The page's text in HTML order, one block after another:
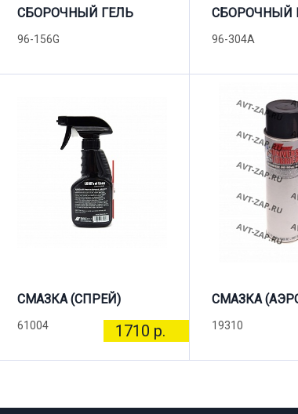
СБОРОЧНЫЙ ГЕЛЬ
96-156G
СБОРОЧНЫЙ
96-304A
СМАЗКА (СПРЕЙ)
61004 1710 р.
СМАЗКА
19310